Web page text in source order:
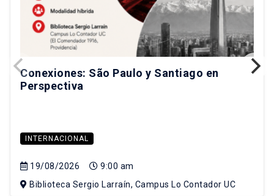
Conexiones: São Paulo y Santiago en
Perspectiva
INTERNACIONAL
19/08/2026
9:00 am
Biblioteca Sergio Larraín, Campus Lo Contador UC